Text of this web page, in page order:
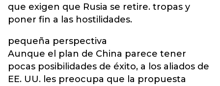
que exigen que Rusia se retire. tropas y
poner fin a las hostilidades.
pequeña perspectiva
Aunque el plan de China parece tener
pocas posibilidades de éxito, a los aliados de
EE. UU. les preocupa que la propuesta